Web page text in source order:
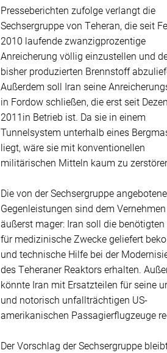
Presseberichten zufolge verlangt die
Sechsergruppe von Teheran, die seit
2010 laufende zwanzigprozentige
Anreicherung völlig einzustellen und
bisher produzierten Brennstoff
Außerdem soll Iran seine
in Fordow schließen, die erst seit
2011in Betrieb ist. Da sie in einem
Tunnelsystem unterhalb eines
liegt, wäre sie mit konventionellen
militärischen Mitteln kaum zu
Die von der Sechsergruppe
Gegenleistungen sind dem
äußerst mager: Iran soll die
für medizinische Zwecke geliefert
und technische Hilfe bei der
des Teheraner Reaktors erhalten.
könnte Iran mit Ersatzteilen für seine
und notorisch unfallträchtigen US-
amerikanischen Passagierflugzeuge
Der Vorschlag der Sechsergruppe